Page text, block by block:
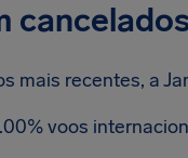
mais recentes, a
voos